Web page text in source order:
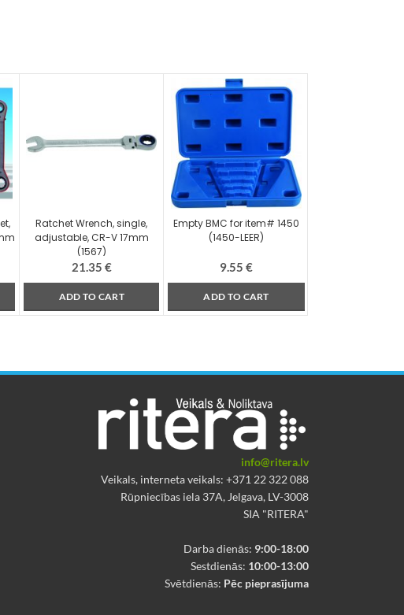
Ratchet Wrench, single,
adjustable, CR-V 17mm
(1567)
21.35 €
ADD TO CART
Empty BMC for item# 1450
(1450-LEER)
9.55€
ADD TO CART
info@ritera.lv
Veikals, interneta veikals: +371 22 322 088
Rūpniecības iela 37A, Jelgava, LV-3008
SIA "RITERA"
Darba dienās: 9:00-18:00
Sestdienās: 10:00-13:00
Svētdienās: Pēc pieprasījuma